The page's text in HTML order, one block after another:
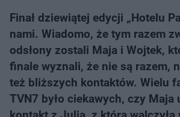
Finał dziewiątej edycji „Hotelu
nami. Wiadomo, że tym razem
odsłony zostali Maja i Wojtek,
finale wyznali, że nie są razem,
też bliższych kontaktów. Wielu
TVN7 było ciekawych, czy Maja